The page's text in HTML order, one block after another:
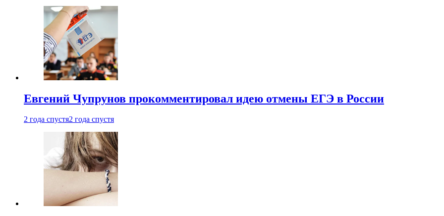
Евгений Чупрунов прокомментировал идею отмены ЕГЭ в России
2 года спустя2 года спустя